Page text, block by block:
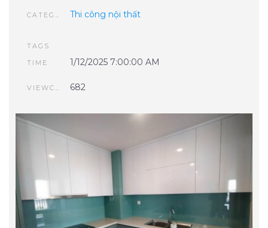
CATEGORIES Thi công nội thất
TAGS
TIME
1/12/2025 7:00:00 AM
VIEWCOUNT 682